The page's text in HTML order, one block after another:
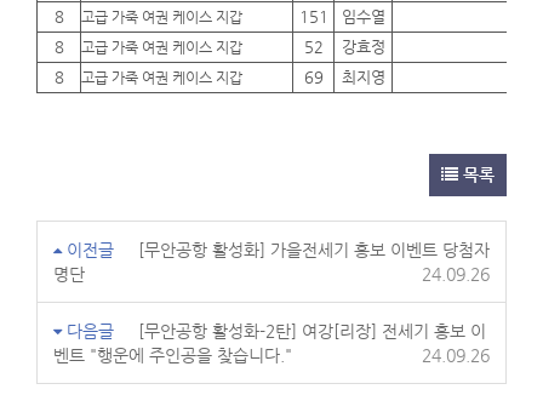
8
고급 가죽 여권 케이스 지갑 151 임수열
8
고급 가죽 여권 케이스 지갑 52 강효정
8
고급 가죽 여권 케이스 지갑 69 최지영
목록
이전글
[무안공항 활성화] 가을전세기 홍보 이벤트 당첨자
명단
24.09.26
다음글
[무안공항 활성화-2탄] 여강[리장] 전세기 홍보 이
벤트 "행운에 주인공을 찾습니다."
24.09.26